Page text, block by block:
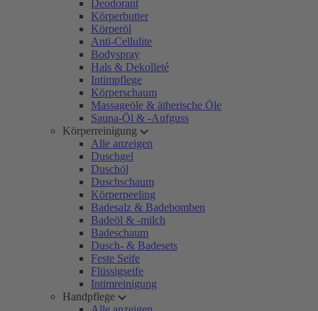
Deodorant
Körperbutter
Körperöl
Anti-Cellulite
Bodyspray
Hals & Dekolleté
Intimpflege
Körperschaum
Massageöle & ätherische Öle
Sauna-Öl & -Aufguss
Körperreinigung
Alle anzeigen
Duschgel
Duschöl
Duschschaum
Körperpeeling
Badesalz & Badebomben
Badeöl & -milch
Badeschaum
Dusch- & Badesets
Feste Seife
Flüssigseife
Intimreinigung
Handpflege